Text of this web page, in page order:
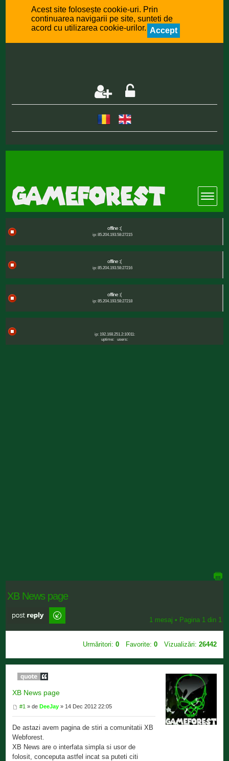
Acest site folosește cookie-uri. Prin
continuarea navigarii pe site, sunteti de
acord cu utilizarea cookie-urilor. Accept
offline :(
ip: 85.204.193.58:27215
offline :(
ip: 85.204.193.58:27216
offline :(
ip: 85.204.193.58:27218
ip: 192.168.251.2:10011:
uptime:
users:
XB News page
Scrie comentarii
1 mesaj • Pagina 1din 1
Urmăritori: 0 Favorite: 0 Vizualizări: 26442
XB News page
#1 » deDeeJay » 14 Dec 2012 22:05
De astazi avem pagina de stiri a comunitatii XB
Webforest.
XB News are o interfata simpla si usor de
folosit, conceputa astfel incat sa puteti citi